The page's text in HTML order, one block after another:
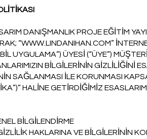
DANIŞMANLIK PROJE EĞİTİM
“WWW.LINDANIHAN.COM”
UYGULAMA”) ÜYESİ (“ÜYE”)
BİLGİLERİNİN GİZLİLİĞİNİ
SAĞLANMASI İLE KORUNMASI
HALİNE GETİRDİĞİMİZ
BİLGİLENDİRME
HAKLARINA VE BİLGİLERİNİN